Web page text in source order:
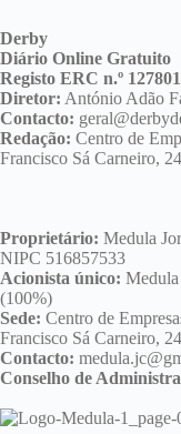
Derby
Diário Online Gratuito
Registo ERC n.º 127801
Diretor: António Adão
Contacto:
Redação: Centro de
Francisco Sá Carneiro,
Proprietário: Medula
NIPC 516857533
Acionista único:
(100%)
Sede: Centro de
Francisco Sá Carneiro,
Contacto:
Conselho de